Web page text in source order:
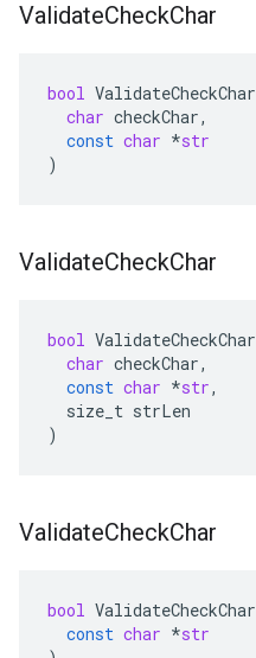
ValidateCheckChar
bool ValidateCheckChar
char checkChar,
const char *str
)
ValidateCheckChar
bool ValidateCheckChar
char checkChar,
const char *str,
size_t strLen
)
ValidateCheckChar
bool ValidateCheckChar
const char *str